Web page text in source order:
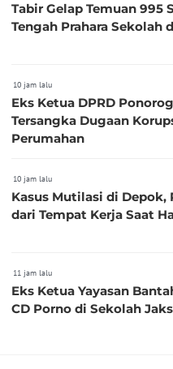
Tabir Gelap Temuan 995
Tengah Prahara Sekolah
10 jam lalu
Eks Ketua DPRD
Tersangka Dugaan
Perumahan
10 jam lalu
Kasus Mutilasi di Depok,
dari Tempat Kerja Saat
11 jam lalu
Eks Ketua Yayasan
CD Porno di Sekolah